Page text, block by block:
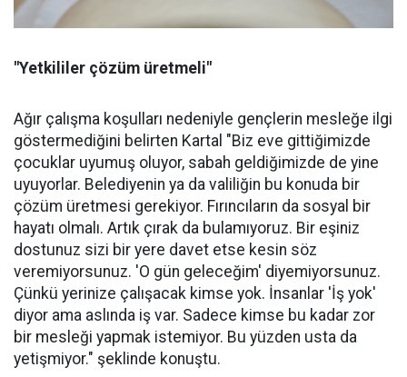
"Yetkililer çözüm üretmeli"
Ağır çalışma koşulları nedeniyle gençlerin mesleğe ilgi
göstermediğini belirten Kartal "Biz eve gittiğimizde
çocuklar uyumuş oluyor, sabah geldiğimizde de yine
uyuyorlar. Belediyenin ya da valiliğin bu konuda bir
çözüm üretmesi gerekiyor. Fırıncıların da sosyal bir
hayatı olmalı. Artık çırak da bulamıyoruz. Bir eşiniz
dostunuz sizi bir yere davet etse kesin söz
veremiyorsunuz. 'O gün geleceğim' diyemiyorsunuz.
Çünkü yerinize çalışacak kimse yok. İnsanlar 'İş yok'
diyor ama aslında iş var. Sadece kimse bu kadar zor
bir mesleği yapmak istemiyor. Bu yüzden usta da
yetişmiyor." şeklinde konuştu.